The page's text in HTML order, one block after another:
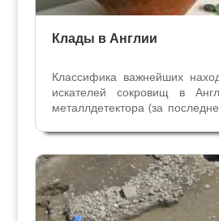
Клады в Англии
Классифика важнейших
искателей сокровищ в
металлдетектора (за
Шрусберри, 2009 год Ник
пробовал поиск с
нашёл клад - амфору с 10...
Археология
История